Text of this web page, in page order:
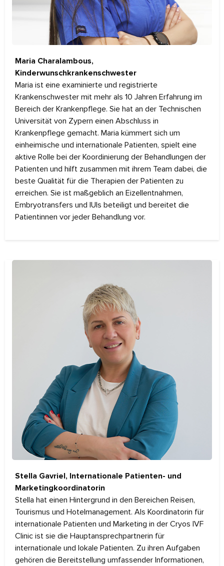
Maria Charalambous,
Kinderwunschkrankenschwester
Maria ist eine examinierte und registrierte
Krankenschwester mit mehr als 10 Jahren Erfahrung im
Bereich der Krankenpflege. Sie hat an der Technischen
Universität von Zypern einen Abschluss in
Krankenpflege gemacht. Maria kümmert sich um
einheimische und internationale Patienten, spielt eine
aktive Rolle bei der Koordinierung der Behandlungen der
Patienten und hilft zusammen mit ihrem Team dabei, die
beste Qualität für die Therapien der Patienten zu
erreichen. Sie ist maßgeblich an Eizellentnahmen,
Embryotransfers und IUIs beteiligt und bereitet die
Patientinnen vor jeder Behandlung vor.
Stella Gavriel, Internationale Patienten- und
Marketingkoordinatorin
Stella hat einen Hintergrund in den Bereichen Reisen,
Tourismus und Hotelmanagement. Als Koordinatorin für
internationale Patienten und Marketing in der Cryos IVF
Clinic ist sie die Hauptansprechpartnerin für
internationale und lokale Patienten. Zu ihren Aufgaben
gehören die Bereitstellung umfassender Informationen,